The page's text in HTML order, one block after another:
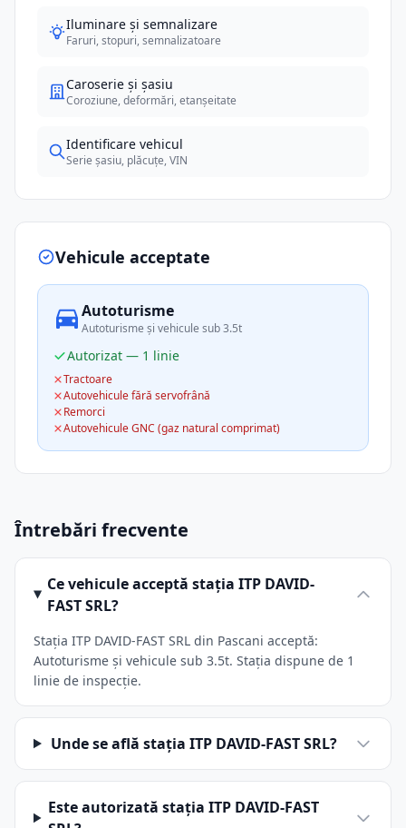
Iluminare și semnalizare
Faruri, stopuri, semnalizatoare
Caroserie și șasiu
Coroziune, deformări, etanșeitate
Identificare vehicul
Serie șasiu, plăcuțe, VIN
Vehicule acceptate
Autoturisme
Autoturisme și vehicule sub 3.5t
Autorizat — 1 linie
Tractoare
Autovehicule fără servofrână
Remorci
Autovehicule GNC (gaz natural comprimat)
Întrebări frecvente
Ce vehicule acceptă stația ITP DAVID-
FAST SRL?
Stația ITP DAVID-FAST SRL din Pascani acceptă:
Autoturisme și vehicule sub 3.5t. Stația dispune de 1
linie de inspecție.
Unde se află stația ITP DAVID-FAST SRL?
Este autorizată stația ITP DAVID-FAST